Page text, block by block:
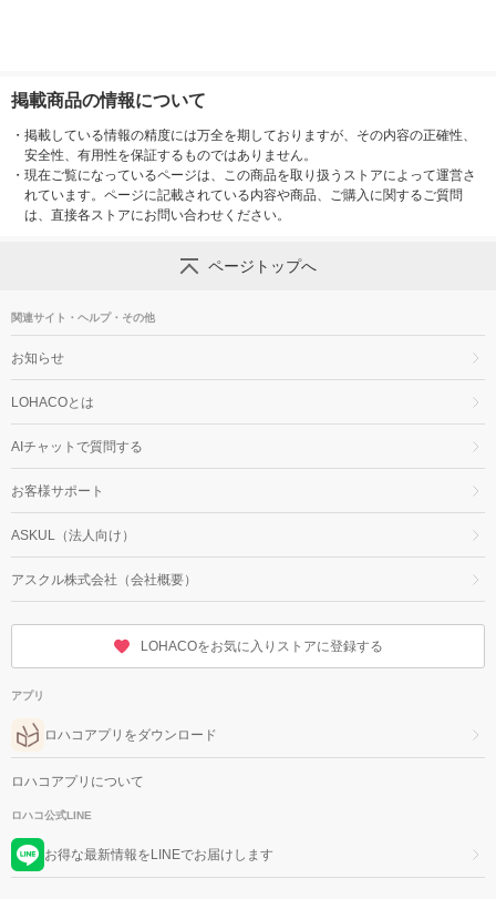
掲載商品の情報について
・ 掲載している情報の精度には万全を期しておりますが、その内容の正確性、
安全性、有用性を保証するものではありません。
・ 現在ご覧になっているページは、この商品を取り扱うストアによって運営さ
れています。ページに記載されている内容や商品、ご購入に関するご質問
は、直接各ストアにお問い合わせください。
ページトップへ
関連サイト・ヘルプ・その他
お知らせ
LOHACOとは
AIチャットで質問する
お客様サポート
ASKUL（法人向け）
アスクル株式会社（会社概要）
LOHACOをお気に入りストアに登録する
アプリ
ロハコアプリをダウンロード
ロハコアプリについて
ロハコ公式LINE
お得な最新情報をLINEでお届けします